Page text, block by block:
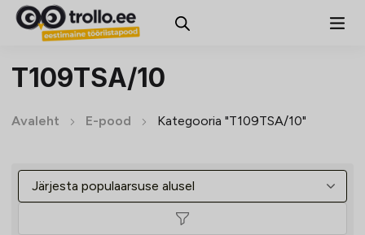
T109TSA/10
Avaleht E-pood Kategooria "T109TSA/10"